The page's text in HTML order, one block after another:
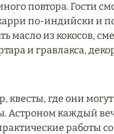
повтора. Гости
по-индийски и
масло из кокосов,
и гравлакса,
квесты, где они могут
Астроном каждый
работы